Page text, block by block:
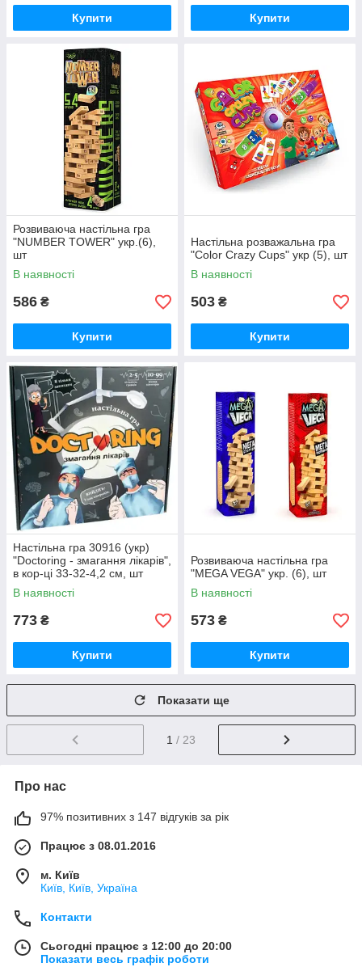
Купити Купити
Розвиваюча настільна гра
"NUMBER TOWER" укр.(6),
шт
В наявності
586 ₴
Купити
Настільна розважальна гра
"Color Crazy Cups" укр (5), шт
В наявності
503 ₴
Купити
Настільна гра 30916 (укр)
"Doctoring - змагання лікарів",
в кор-ці 33-32-4,2 см, шт
В наявності
773 ₴
Купити
Розвиваюча настільна гра
"MEGA VEGA" укр. (6), шт
В наявності
573 ₴
Купити
Показати ще
1 / 23
Про нас
97% позитивних з 147 відгуків за рік
Працює з 08.01.2016
м. Київ
Київ, Київ, Україна
Контакти
Сьогодні працює з 12:00 до 20:00
Показати весь графік роботи